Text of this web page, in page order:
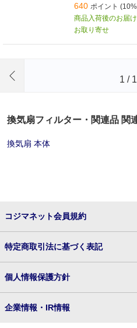
640 ポイント
商品入荷後のお届
お取り寄せ
1 /
換気扇フィルター・関連品 関
換気扇 本体
コジマネット会員規約
特定商取引法に基づく表記
個人情報保護方針
企業情報・IR情報